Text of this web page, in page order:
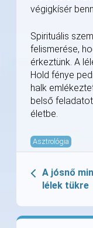
végigkísér
Spirituális
felismerése,
érkeztünk. A
Hold fénye
halk
belső
életbe.
Asztrológia
A jósnő
lélek tükre